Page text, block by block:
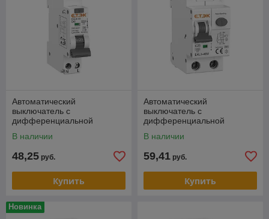
💡 Назначение
Автоматический
выключатель с
дифференциальной
1P+N 16A 30mA кривая С
В наличии
48,25 руб.
Купить
Автоматический
выключатель с
дифференциальной
1P+N 16A 30mA кривая С
В наличии
59,41 руб.
Купить
Новинка